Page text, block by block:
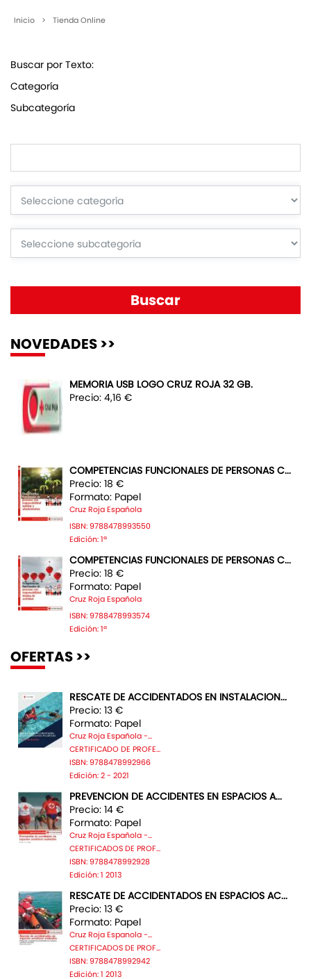
Inicio > Tienda Online
Buscar por Texto:
Categoría
Subcategoría
NOVEDADES >>
MEMORIA USB LOGO CRUZ ROJA 32 GB.
Precio: 4,16 €
COMPETENCIAS FUNCIONALES DE PERSONAS C...
Precio: 18 €
Formato: Papel
Cruz Roja Española
ISBN: 9788478993550
Edición: 1ª
COMPETENCIAS FUNCIONALES DE PERSONAS C...
Precio: 18 €
Formato: Papel
Cruz Roja Española
ISBN: 9788478993574
Edición: 1ª
OFERTAS >>
RESCATE DE ACCIDENTADOS EN INSTALACION...
Precio: 13 €
Formato: Papel
Cruz Roja Española -...
CERTIFICADO DE PROFE...
ISBN: 9788478992966
Edición: 2 - 2021
PREVENCION DE ACCIDENTES EN ESPACIOS A...
Precio: 14 €
Formato: Papel
Cruz Roja Española -...
CERTIFICADOS DE PROF...
ISBN: 9788478992928
Edición: 1 2013
RESCATE DE ACCIDENTADOS EN ESPACIOS AC...
Precio: 13 €
Formato: Papel
Cruz Roja Espanola -...
CERTIFICADOS DE PROF...
ISBN: 9788478992942
Edición: 1 2013